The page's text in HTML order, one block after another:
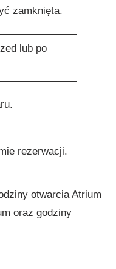
zamknięta.
lub po
rezerwacji.
otwarcia Atrium
oraz godziny